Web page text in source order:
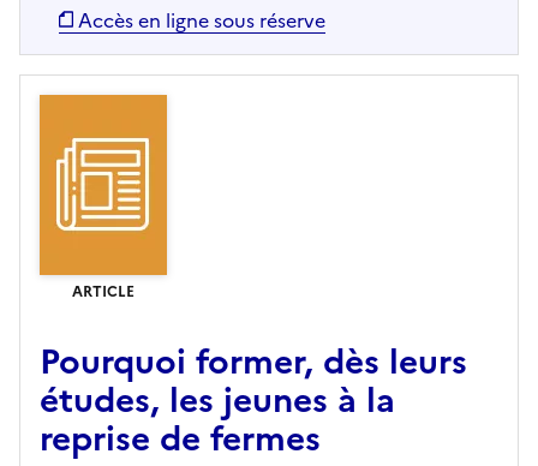
Accès en ligne sous réserve
ARTICLE
Pourquoi former, dès leurs
études, les jeunes à la
reprise de fermes